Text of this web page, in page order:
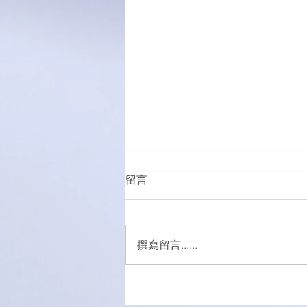
比賽花絮
留言
撰寫留言......